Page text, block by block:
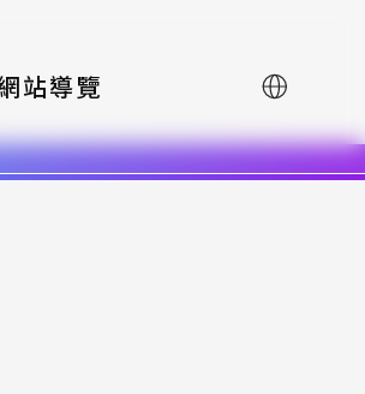
站導覽 English